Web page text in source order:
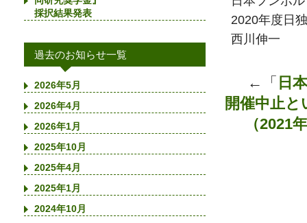
2020年度日
西川伸一
←「 日
開催中止
（2021
採択結果発表
過去のお知らせ一覧
2026年5月
2026年4月
2026年1月
2025年10月
2025年4月
2025年1月
2024年10月